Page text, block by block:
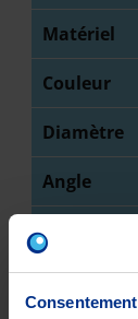
Consentement
Matériel
Couleur
Diamètre
Angle
Type
raccord 1
Type